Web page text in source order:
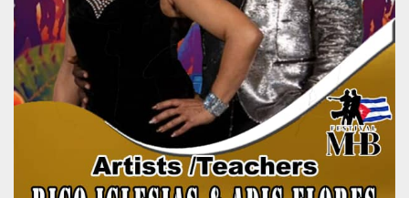
oooh.events
settimane
2 giorni
viene utilizzato
dal servizio
Cookie-
Script.com per
ricordare le
preferenze di
consenso sui
cookie dei
visitatori. È
necessario che il
banner dei
cookie di
Cookie-
Script.com
funzioni